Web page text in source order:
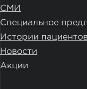
СМИ
Специальное
Истории
Новости
Акции